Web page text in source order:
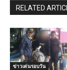
RELATED
ข่าวเด่นรอบวัน